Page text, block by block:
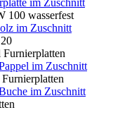
100 wasserfest
im Zuschnitt
Furnierplatten
im Zuschnitt
im Zuschnitt